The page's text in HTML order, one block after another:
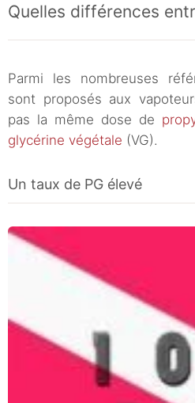
Quelles différences
Parmi les nombreuses
sont proposés aux
pas la même dose de
glycérine végétale (VG).
Un taux de PG élevé